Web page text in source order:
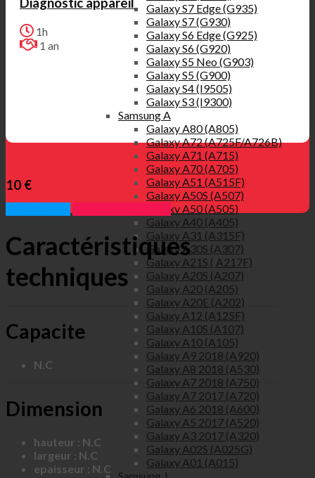
Galaxy S7 Edge (G935)
Galaxy S7 (G930)
Galaxy S6 Edge (G925)
Galaxy S6 (G920)
Galaxy S5 Neo (G903)
Galaxy S5 (G900)
Galaxy S4 (I9505)
Galaxy S3 (I9300)
Samsung A
Galaxy A80 (A805)
Galaxy A72 (A725F/A726B)
Galaxy A71 (A715)
Galaxy A70 (A705)
Galaxy A51 (A515F)
Galaxy A50S (A507)
Galaxy A50 (A505)
Galaxy A40 (A405)
Galaxy A31 (A315F)
Galaxy A30S (A307)
Galaxy A21S ( A217F)
Galaxy A20S (A207)
Galaxy A20 (A205)
Galaxy A20E (A202)
Galaxy A12 (A125F)
Galaxy A10S (A107)
Galaxy A10 (A105)
Galaxy A9 2018 (A920)
Galaxy A8 2018 (A530)
Galaxy A7 2018 (A750)
Galaxy A7 2017 (A720)
Galaxy A6 2018 (A600)
Galaxy A5 2017 (A520)
Galaxy A3 2017 (A320)
Galaxy A02S (A025G)
Galaxy A01 (A015)
1h
1 an
10 €
Caractéristiques
techniques
Capacite
N.C
Dimension
hauteur : N.C
largeur : N.C
epaisseur : N.C